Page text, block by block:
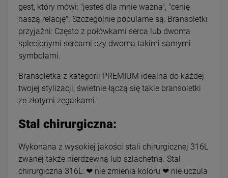
gest, który mówi: "jesteś dla mnie ważna", "cenię
naszą relację". Szczególnie popularne są: Bransoletki
przyjaźni: Często z połówkami serca lub dwoma
splecionymi sercami czy dwoma takimi samymi
symbolami.
Bransoletka z kategorii PREMIUM idealna do każdej
twojej stylizacji, świetnie łączą się takie bransoletki
ze złotymi zegarkami.
Stal chirurgiczna:
Wykonana z wysokiej jakości stali chirurgicznej 316L
zwanej także nierdzewną lub szlachetną. Stal
chirurgiczna 316L: ❤ nie zmienia koloru ❤ nie uczula